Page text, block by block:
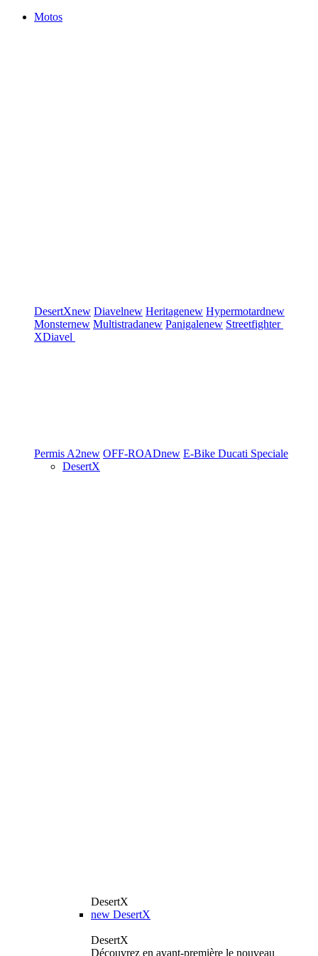
Motos
DesertXnew Diavelnew Heritagenew Hypermotardnew
Monsternew Multistradanew Panigalenew Streetfighter
XDiavel
Permis A2new OFF-ROADnew E-Bike Ducati Speciale
DesertX
DesertX
new DesertX
DesertX
Découvrez en avant-première le nouveau